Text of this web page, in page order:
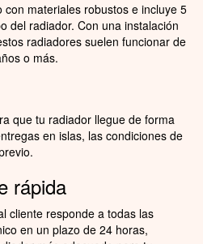
materiales robustos e incluye 5
del radiador. Con una instalación
radiadores suelen funcionar de
o más.
que tu radiador llegue de forma
en islas, las condiciones de
rápida
cliente responde a todas las
en un plazo de 24 horas,